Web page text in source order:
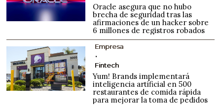
Oracle asegura que no hubo
brecha de seguridad tras las
afirmaciones de un hacker sobre
6 millones de registros robados
Empresa
Fintech
Yum! Brands implementará
inteligencia artificial en 500
restaurantes de comida rápida
para mejorar la toma de pedidos